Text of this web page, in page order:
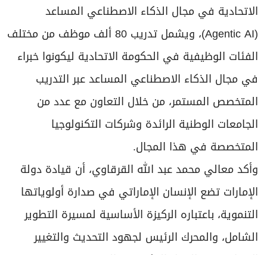
الاتحادية في مجال الذكاء الاصطناعي المساعد
(Agentic AI)، ويشمل تدريب 80 ألف موظف من مختلف
الفئات الوظيفية في الحكومة الاتحادية ليكونوا خبراء
في مجال الذكاء الاصطناعي المساعد عبر التدريب
المتخصص المستمر، من خلال التعاون مع عدد من
الجامعات الوطنية الرائدة وشركات التكنولوجيا
المتخصصة في هذا المجال.
وأكد معالي محمد عبد الله القرقاوي، أن قيادة دولة
الإمارات تضع الإنسان الإماراتي في صدارة أولوياتها
التنموية، باعتباره الركيزة الأساسية لمسيرة التطوير
الشامل، والمحرك الرئيس لجهود التحديث والتغيير